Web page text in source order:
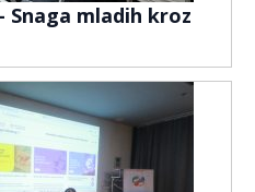
Snaga mladih kroz